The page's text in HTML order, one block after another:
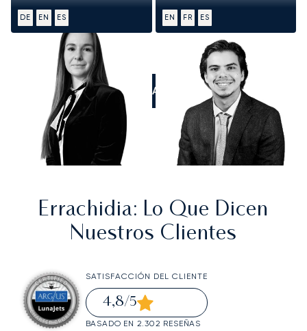
DE EN ES EN FR ES
LLÁMANOS
Errachidia: Lo Que Dicen
Nuestros Clientes
SATISFACCIÓN DEL CLIENTE
4,8/5
BASADO EN 2.302 RESEÑAS